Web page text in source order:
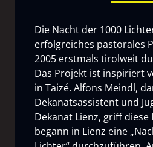
Die Nacht der 1000
erfolgreiches pastorales
2005 erstmals tirolweit
Das Projekt ist inspiriert
in Taizé. Alfons Meindl,
Dekanatsassistent und
Dekanat Lienz, griff diese
begann in Lienz eine